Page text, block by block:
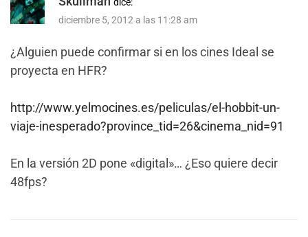
dice:
diciembre 5, 2012 a las 11:28 am
¿Alguien puede confirmar si en los cines Ideal se
proyecta en HFR?
http://www.yelmocines.es/peliculas/el-hobbit-un-
viaje-inesperado?province_tid=26&cinema_nid=91
En la versión 2D pone «digital»… ¿Eso quiere decir
48fps?